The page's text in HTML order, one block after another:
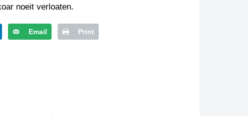
noeit verloaten.
Email Print